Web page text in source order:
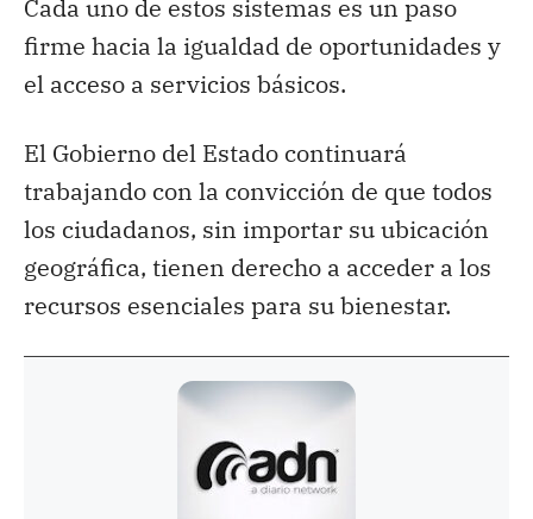
Cada uno de estos sistemas es un paso
firme hacia la igualdad de oportunidades y
el acceso a servicios básicos.
El Gobierno del Estado continuará
trabajando con la convicción de que todos
los ciudadanos, sin importar su ubicación
geográfica, tienen derecho a acceder a los
recursos esenciales para su bienestar.